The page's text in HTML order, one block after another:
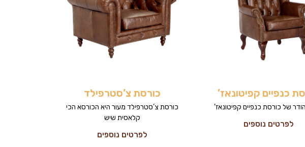
כנפיים קפיטונאז’
של כורסת כנפיים קפיטונאז’
לפרטים נוספים
כורסת צ’סטרפילד
כורסת צ’סטרפילד מעור היא הכורסא הכי
קלאסית שיש
לפרטים נוספים